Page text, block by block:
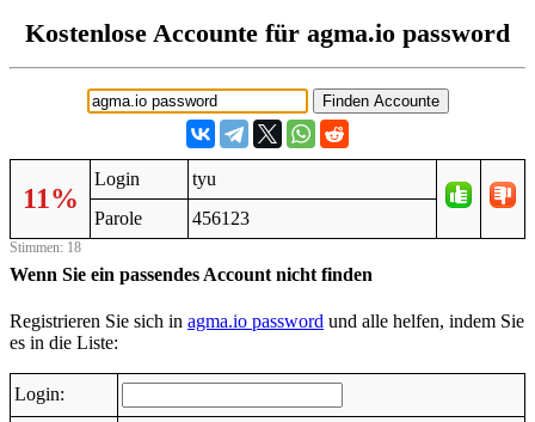
Kostenlose Accounte für agma.io password
11%
Login
tyu
Parole
456123
Stimmen: 18
Wenn Sie ein passendes Account nicht finden
Registrieren Sie sich in agma.io password und alle helfen, indem Sie
es in die Liste:
Login: